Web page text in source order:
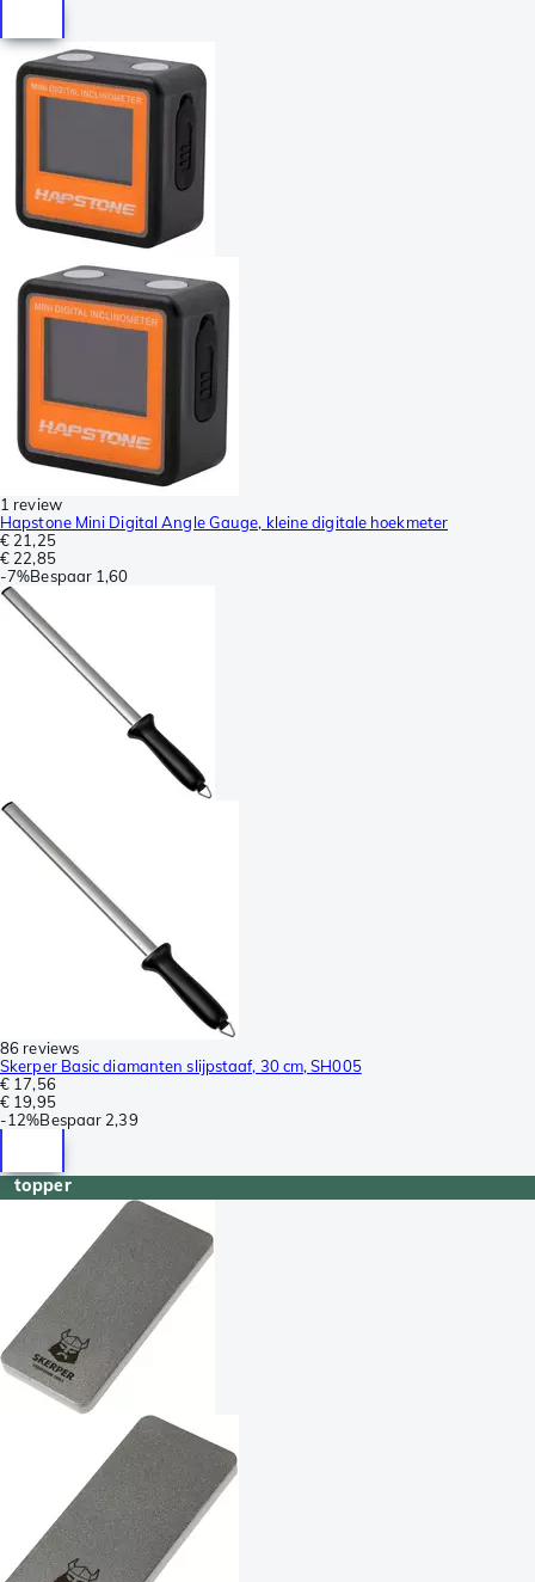
1 review
Hapstone Mini Digital Angle Gauge, kleine digitale hoekmeter
€ 21,25
€ 22,85
-7%Bespaar 1,60
86 reviews
Skerper Basic diamanten slijpstaaf, 30 cm, SH005
€ 17,56
€ 19,95
-12%Bespaar 2,39
topper